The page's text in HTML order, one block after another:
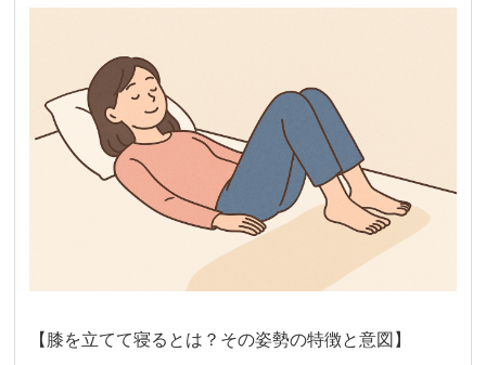
【膝を立てて寝るとは？その姿勢の特徴と意図】